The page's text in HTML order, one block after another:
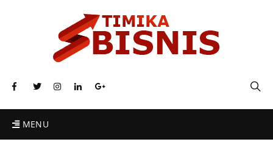
MENU